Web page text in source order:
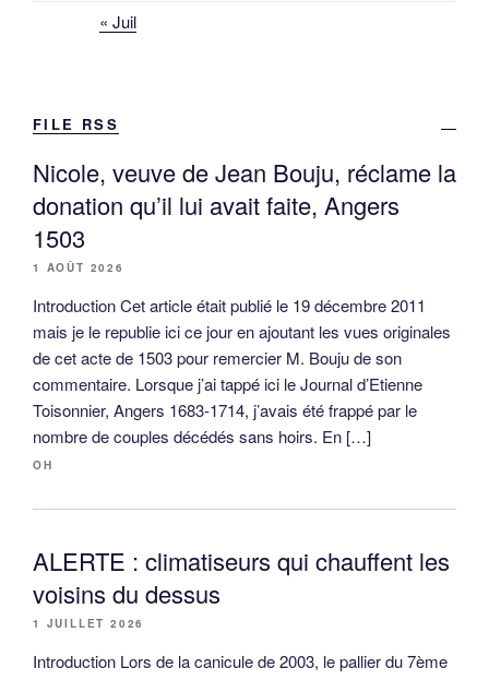
« Juil
FILE RSS
Nicole, veuve de Jean Bouju, réclame la
donation qu’il lui avait faite, Angers
1503
1 AOÛT 2026
Introduction Cet article était publié le 19 décembre 2011
mais je le republie ici ce jour en ajoutant les vues originales
de cet acte de 1503 pour remercier M. Bouju de son
commentaire. Lorsque j’ai tappé ici le Journal d’Etienne
Toisonnier, Angers 1683-1714, j’avais été frappé par le
nombre de couples décédés sans hoirs. En […]
OH
ALERTE : climatiseurs qui chauffent les
voisins du dessus
1 JUILLET 2026
Introduction Lors de la canicule de 2003, le pallier du 7ème